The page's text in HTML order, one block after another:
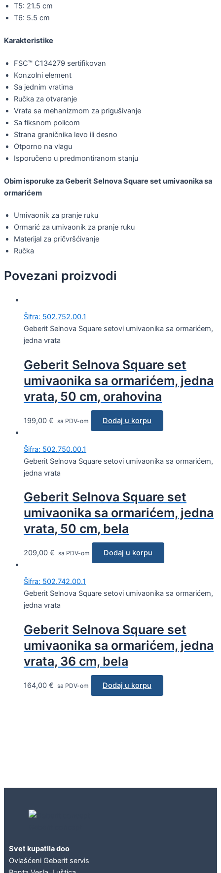
T5: 21.5 cm
T6: 5.5 cm
Karakteristike
FSC™ C134279 sertifikovan
Konzolni element
Sa jednim vratima
Ručka za otvaranje
Vrata sa mehanizmom za prigušivanje
Sa fiksnom policom
Strana graničnika levo ili desno
Otporno na vlagu
Isporučeno u predmontiranom stanju
Obim isporuke za Geberit Selnova Square set umivaonika sa
ormarićem
Umivaonik za pranje ruku
Ormarić za umivaonik za pranje ruku
Materijal za pričvršćivanje
Ručka
Povezani proizvodi
Šifra: 502.752.00.1
Geberit Selnova Square setovi umivaonika sa ormarićem,
jedna vrata
Geberit Selnova Square set
umivaonika sa ormarićem, jedna
vrata, 50 cm, orahovina
199,00 € sa PDV-om Dodaj u korpu
Šifra: 502.750.00.1
Geberit Selnova Square setovi umivaonika sa ormarićem,
jedna vrata
Geberit Selnova Square set
umivaonika sa ormarićem, jedna
vrata, 50 cm, bela
209,00 € sa PDV-om Dodaj u korpu
Šifra: 502.742.00.1
Geberit Selnova Square setovi umivaonika sa ormarićem,
jedna vrata
Geberit Selnova Square set
umivaonika sa ormarićem, jedna
vrata, 36 cm, bela
164,00 € sa PDV-om Dodaj u korpu
Svet kupatila doo
Ovlašćeni Geberit servis